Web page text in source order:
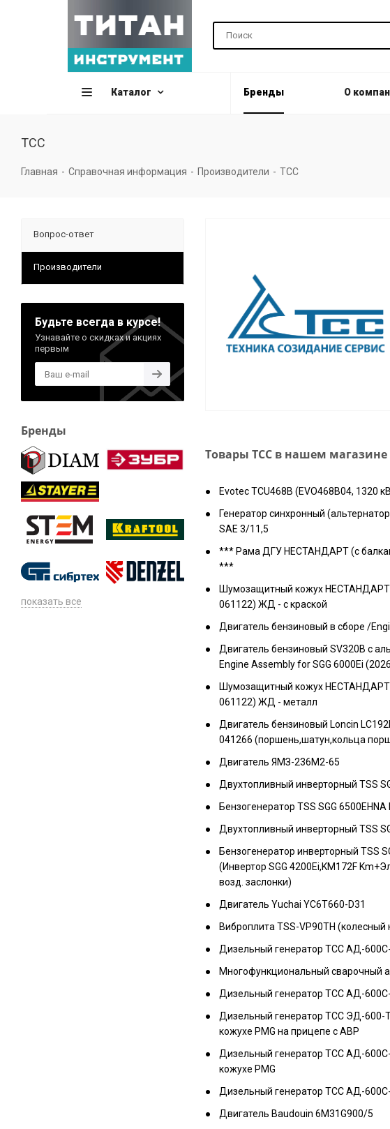
Каталог Бренды О
ТСС
Главная - Справочная информация - Производители - ТСС
Товары ТСС в нашем магазине
Evotec TCU468B (EVO468B04, 1320
Генератор синхронный
SAE 3/11,5
*** Рама ДГУ НЕСТАНДАРТ (с
***
Шумозащитный кожух НЕСТАНДАРТ
061122) ЖД - с краской
Двигатель бензиновый в сборе /
Двигатель бензиновый SV320B с
Engine Assembly for SGG 6000Ei
Шумозащитный кожух НЕСТАНДАРТ
061122) ЖД - металл
Двигатель бензиновый Loncin
041266 (поршень,шатун,кольца
Двигатель ЯМЗ-236М2-65
Двухтопливный инверторный TSS
Бензогенератор TSS SGG 6500EHNA
Двухтопливный инверторный TSS
Бензогенератор инверторный TSS
(Инвертор SGG 4200Ei,KM172F
возд. заслонки)
Двигатель Yuchai YC6T660-D31
Виброплита TSS-VP90TH (колесный
Дизельный генератор ТСС АД-
Многофункциональный сварочный
Дизельный генератор ТСС АД-
Дизельный генератор ТСС ЭД-
кожухе PMG на прицепе с АВР
Дизельный генератор ТСС АД-
кожухе PMG
Дизельный генератор ТСС АД-
Двигатель Baudouin 6M31G900/5
Вопрос-ответ
Производители
Будьте всегда в курсе!
Узнавайте о скидках и акциях
первым
Бренды
показать все